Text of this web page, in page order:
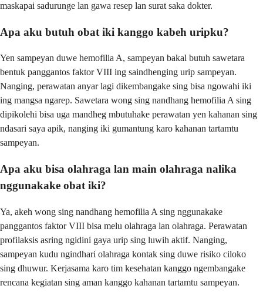
maskapai sadurunge lan gawa resep lan surat saka dokter.
Apa aku butuh obat iki kanggo kabeh uripku?
Yen sampeyan duwe hemofilia A, sampeyan bakal butuh sawetara
bentuk panggantos faktor VIII ing saindhenging urip sampeyan.
Nanging, perawatan anyar lagi dikembangake sing bisa ngowahi iki
ing mangsa ngarep. Sawetara wong sing nandhang hemofilia A sing
dipikolehi bisa uga mandheg mbutuhake perawatan yen kahanan sing
ndasari saya apik, nanging iki gumantung karo kahanan tartamtu
sampeyan.
Apa aku bisa olahraga lan main olahraga nalika
nggunakake obat iki?
Ya, akeh wong sing nandhang hemofilia A sing nggunakake
panggantos faktor VIII bisa melu olahraga lan olahraga. Perawatan
profilaksis asring ngidini gaya urip sing luwih aktif. Nanging,
sampeyan kudu ngindhari olahraga kontak sing duwe risiko ciloko
sing dhuwur. Kerjasama karo tim kesehatan kanggo ngembangake
rencana kegiatan sing aman kanggo kahanan tartamtu sampeyan.